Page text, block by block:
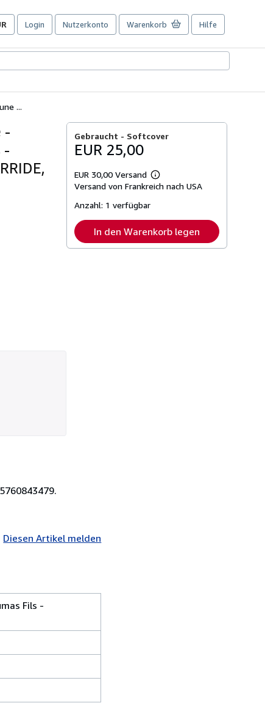
Login Nutzerkonto Warenkorb Hilfe
...
-
-
Gebraucht - Softcover
EUR 25,00
EUR 30,00 Versand
Weitere
Informationen
Versand von Frankreich nach USA
Anzahl: 1 verfügbar
In den Warenkorb legen
Diesen Artikel melden
Fils -